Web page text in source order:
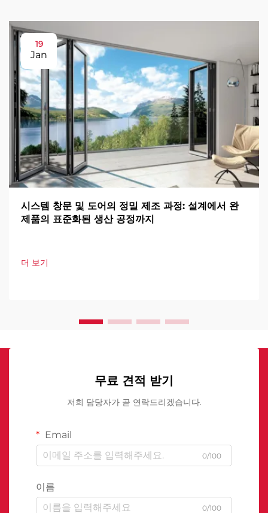
19
Jan
시스템 창문 및 도어의 정밀 제조 과정: 설계에서 완
제품의 표준화된 생산 공정까지
더 보기
무료 견적 받기
저희 담당자가 곧 연락드리겠습니다.
Email
0/100
이름
0/100